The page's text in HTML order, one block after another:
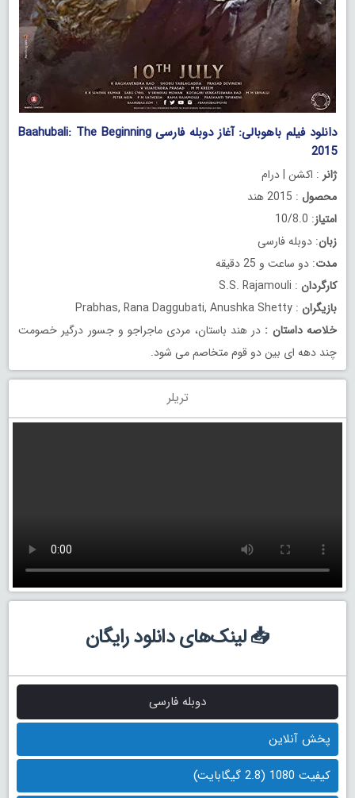
دانلود فیلم باهوبالی: آغاز دوبله فارسی Baahubali: The Beginning
2015
ژانر : اکشن | درام
محصول : 2015 هند
امتیاز: 10/8.0
زبان: دوبله فارسی
مدت: دو ساعت و 25 دقیقه
کارگردان : S.S. Rajamouli
بازیگران : Prabhas, Rana Daggubati, Anushka Shetty
خلاصه داستان : در هند باستان، مردی ماجراجو و جسور درگیر خصومت
چند دهه ای بین دو قوم متخاصم می شود.
تریلر
📥 لینک‌های دانلود رایگان
دوبله فارسی
پخش آنلاین
کیفیت 1080 (2.8 گیگابایت)